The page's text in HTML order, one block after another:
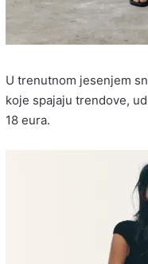
U trenutnom jesenjem
koje spajaju trendove,
18 eura.